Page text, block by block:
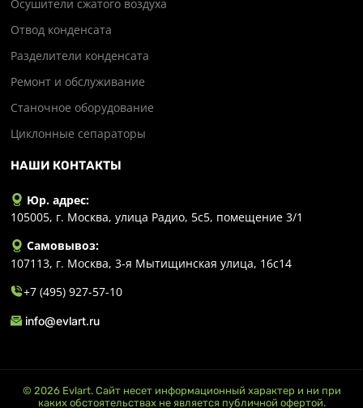
Осушители сжатого воздуха
Отвод конденсата
Разделители конденсата
Ремонт и обслуживание
Станочное оборудование
Циклонные сепараторы
НАШИ КОНТАКТЫ
Юр. адрес:
105005, г. Москва, улица Радио, 5с5, помещение 3/1
Самовывоз:
107113, г. Москва, 3-я Мытищинская улица, 16с14
+7 (495) 927-57-10
info@evlart.ru
© 2026 Evlart. Сайт несет информационный характер и ни при
каких обстоятельствах не является публичной офертой.